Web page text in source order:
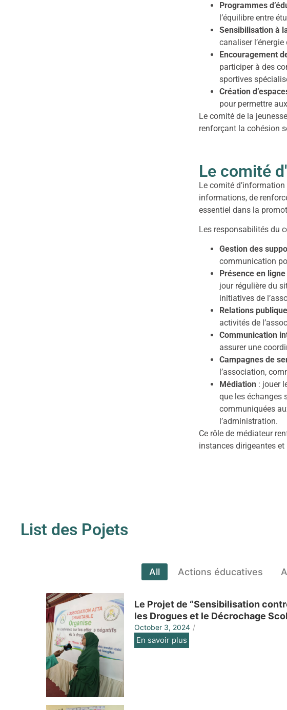
Programmes
l’équilibre entre
Sensibilisation à
canaliser
Encouragement
participer à des
sportives
Création
pour permettre
Le comité de la
renforçant la cohésion
Le comité
Le comité
informations, de
essentiel dans la
Les responsabilités du
Gestion des
communication
Présence en
jour régulière du
initiatives de
Relations
activités de
Communication
assurer une
Campagnes de
l’association,
Médiation : jouer
que les échanges
communiquées
l’administration.
Ce rôle de médiateur
instances dirigeantes et
List des Pojets
All Actions éducatives
Le Projet de “Sensibilisation
les Drogues et le Décrochage
October 3, 2024 /
En savoir plus